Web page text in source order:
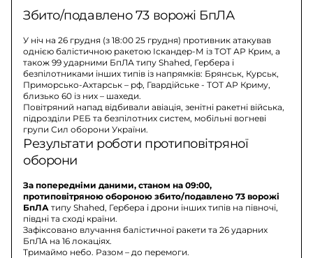
Збито/подавлено 73 ворожі БпЛА
У ніч на 26 грудня (з 18:00 25 грудня) противник атакував
однією балістичною ракетою Іскандер-М із ТОТ АР Крим, а
також 99 ударними БпЛА типу Shahed, Гербера і
безпілотниками інших типів із напрямків: Брянськ, Курськ,
Приморсько-Ахтарськ – рф, Гвардійське - ТОТ АР Криму,
близько 60 із них – шахеди.
Повітряний напад відбивали авіація, зенітні ракетні війська,
підрозділи РЕБ та безпілотних систем, мобільні вогневі
групи Сил оборони України.
Результати роботи протиповітряної
оборони
За попередніми даними, станом на 09:00,
протиповітряною обороною збито/подавлено 73 ворожі
БпЛА типу Shahed, Гербера і дрони інших типів на півночі,
півдні та сході країни.
Зафіксовано влучання балістичної ракети та 26 ударних
БпЛА на 16 локаціях.
Тримаймо небо. Разом – до перемоги.